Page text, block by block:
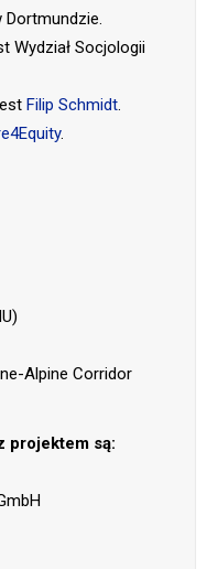
Dortmundzie.
Wydział Socjologii
Filip Schmidt.
.
Alpine Corridor
projektem są: